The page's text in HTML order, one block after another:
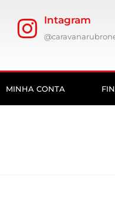
Intagram
MINHA CONTA